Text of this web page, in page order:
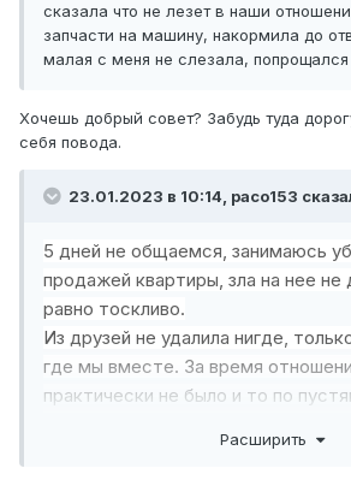
сказала что не лезет в наши
запчасти на машину, накормила до
малая с меня не слезала,
Хочешь добрый совет? Забудь туда
себя повода.
23.01.2023 в 10:14, paco153
5 дней не общаемся, занимаюсь
продажей квартиры, зла на нее не
равно тоскливо.
Из друзей не удалила нигде,
где мы вместе. За время
практически не было и то по
Хотел бы все вернуть но уже жить
Расширить